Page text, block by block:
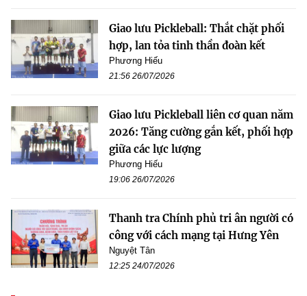
Giao lưu Pickleball: Thắt chặt phối
hợp, lan tỏa tinh thần đoàn kết
Phương Hiếu
21:56 26/07/2026
Giao lưu Pickleball liên cơ quan năm
2026: Tăng cường gắn kết, phối hợp
giữa các lực lượng
Phương Hiếu
19:06 26/07/2026
Thanh tra Chính phủ tri ân người có
công với cách mạng tại Hưng Yên
Nguyệt Tân
12:25 24/07/2026